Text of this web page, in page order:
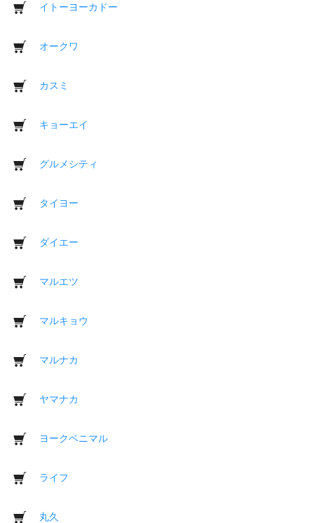
イトーヨーカドー
オークワ
カスミ
キョーエイ
グルメシティ
タイヨー
ダイエー
マルエツ
マルキョウ
マルナカ
ヤマナカ
ヨークベニマル
ライフ
丸久